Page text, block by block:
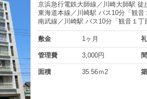
京浜急行電鉄大師線／川崎大師駅 徒
東海道本線／川崎駅 バス10分「観
南武線／川崎駅 バス10分「観音１丁
敷金 1ヶ月
管理費 3,000円
面積 35.56ｍ2